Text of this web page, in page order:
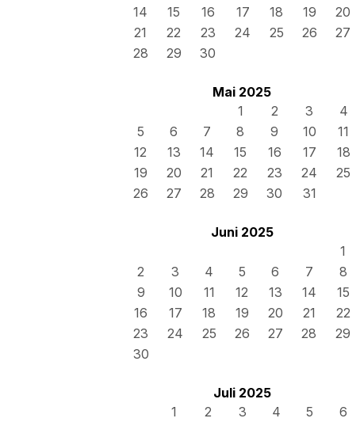
14
15 16 17 18 19
20
21
22 23 24 25 26
27
28
29 30
Mai 2025
1
2 3
4
5
6 7 8 9 10
11
12
13 14 15 16 17
18
19
20 21 22 23 24
25
26
27 28 29 30 31
Juni 2025
1
2
3 4 5 6 7
8
9
10 11 12 13 14
15
16
17 18 19 20 21
22
23
24 25 26 27 28
29
30
Juli 2025
1
2 3 4 5
6